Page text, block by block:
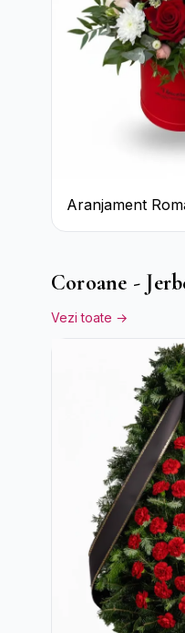
Aranjament
în Cutie Roșie cu
Coroane -
Vezi toate →